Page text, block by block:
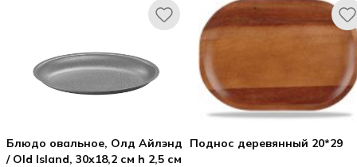
Блюдо овальное, Олд Айлэнд
/ Old Island, 30x18,2 см h 2,5 см
Поднос деревянный 20*29